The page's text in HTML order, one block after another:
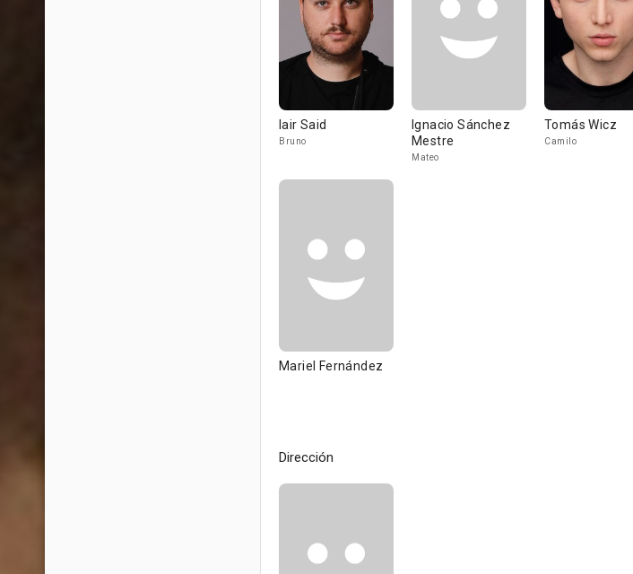
Iair Said
Bruno
Ignacio Sánchez
Mestre
Mateo
Tomás Wicz
Camilo
Mariel Fernández
Dirección